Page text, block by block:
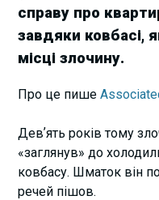
справу про
завдяки ковбасі,
місці злочину.
Про це пише
Девʼять років тому
«заглянув» до
ковбасу. Шматок він
речей пішов.